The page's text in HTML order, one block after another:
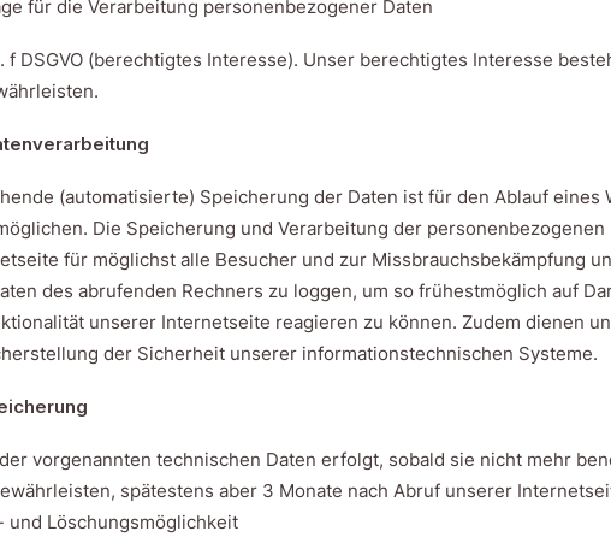
für die Verarbeitung personenbezogener Daten
f DSGVO (berechtigtes Interesse). Unser berechtigtes Interesse
(automatisierte) Speicherung der Daten ist für den Ablauf
Die Speicherung und Verarbeitung der
für möglichst alle Besucher und zur Missbrauchsbekämpfung
des abrufenden Rechners zu loggen, um so frühestmöglich auf
unserer Internetseite reagieren zu können. Zudem dienen
der Sicherheit unserer informationstechnischen Systeme.
vorgenannten technischen Daten erfolgt, sobald sie nicht mehr
spätestens aber 3 Monate nach Abruf unserer
und Löschungsmöglichkeit